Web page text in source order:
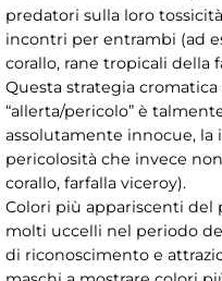
predatori sulla loro
incontri per entrambi (ad
corallo, rane tropicali della
Questa strategia
“allerta/pericolo” è
assolutamente innocue,
pericolosità che invece
corallo, farfalla viceroy).
Colori più appariscenti del
molti uccelli nel periodo
di riconoscimento e